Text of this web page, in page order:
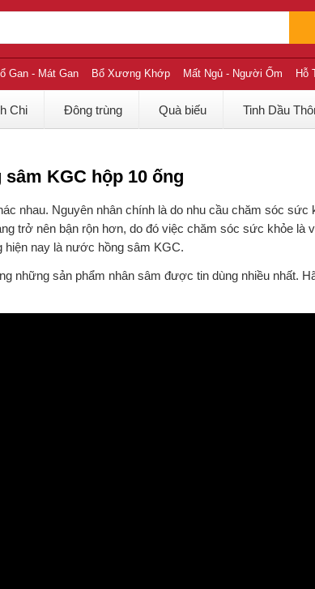
Gan - Mát Gan Bổ Xương Khớp Mất Ngủ - Người Ốm Hỗ
Chi Đông trùng Quà biếu Tinh Dầu
KGC hộp 10 ống
nhau. Nguyên nhân chính là do nhu cầu chăm sóc sức
trở nên bận rộn hơn, do đó việc chăm sóc sức khỏe là
nay là nước hồng sâm KGC.
những sản phẩm nhân sâm được tin dùng nhiều nhất.